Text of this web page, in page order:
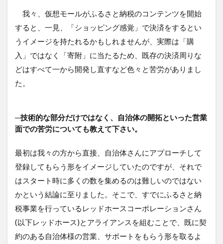
我々、仮想モールがふるさと納税のコンテンツを開始
すると、一見、「ショッピング感覚」で決済をするとい
うイメージを持たれるかもしれませんが、実際は「購
入」ではなく「寄附」に当たるため、既存の決済周りな
どはすべて一から開発し直すなど色々と苦労がありまし
た。
─技術的な部分だけではなく、自治体の開拓といった営業
面での苦労についても教えて下さい。
最初は我々の方から直接、自治体さんにアプローチして
登録してもらう形をイメージしていたのですが、それで
はスタート時に多くの数を集めるのは難しいのではない
かという結論に至りました。そこで、すでにふるさと納
税事業を行っているレッドホースコーポレーションさん
(以下レッドホース)とアライアンスを組むことで、既に契
約のある自治体様の営業、サポートをもらう形を取るよ